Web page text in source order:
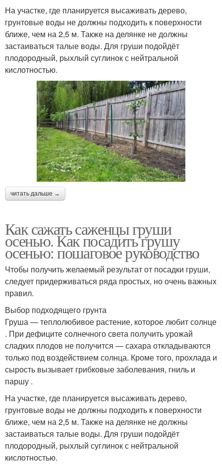
На участке, где планируется высаживать дерево,
грунтовые воды не должны подходить к поверхности
ближе, чем на 2,5 м. Также на делянке не должны
застаиваться талые воды. Для груши подойдёт
плодородный, рыхлый суглинок с нейтральной
кислотностью.
читать дальше →
Как сажать саженцы груши
осенью. Как посадить грушу
осенью: пошаговое руководство
Чтобы получить желаемый результат от посадки груши,
следует придерживаться ряда простых, но очень важных
правил.
Выбор подходящего грунта
Груша — теплолюбивое растение, которое любит солнце
. При дефиците солнечного света получить урожай
сладких плодов не получится — сахара откладываются
только под воздействием солнца. Кроме того, прохлада и
сырость вызывает грибковые заболевания, гниль и
паршу .
На участке, где планируется высаживать дерево,
грунтовые воды не должны подходить к поверхности
ближе, чем на 2,5 м. Также на делянке не должны
застаиваться талые воды. Для груши подойдёт
плодородный, рыхлый суглинок с нейтральной
кислотностью.